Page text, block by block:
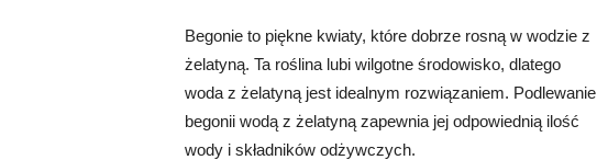
Begonie to piękne kwiaty, które dobrze rosną w wodzie z
żelatyną. Ta roślina lubi wilgotne środowisko, dlatego
woda z żelatyną jest idealnym rozwiązaniem. Podlewanie
begonii wodą z żelatyną zapewnia jej odpowiednią ilość
wody i składników odżywczych.